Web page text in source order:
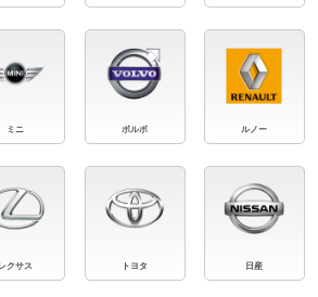
ミニ ボルボ ルノー
レクサス トヨタ 日産